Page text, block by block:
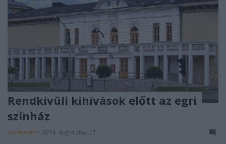
Rendkívüli kihívások előtt az egri
színház
szinhazhu • 2014. augusztus 21.